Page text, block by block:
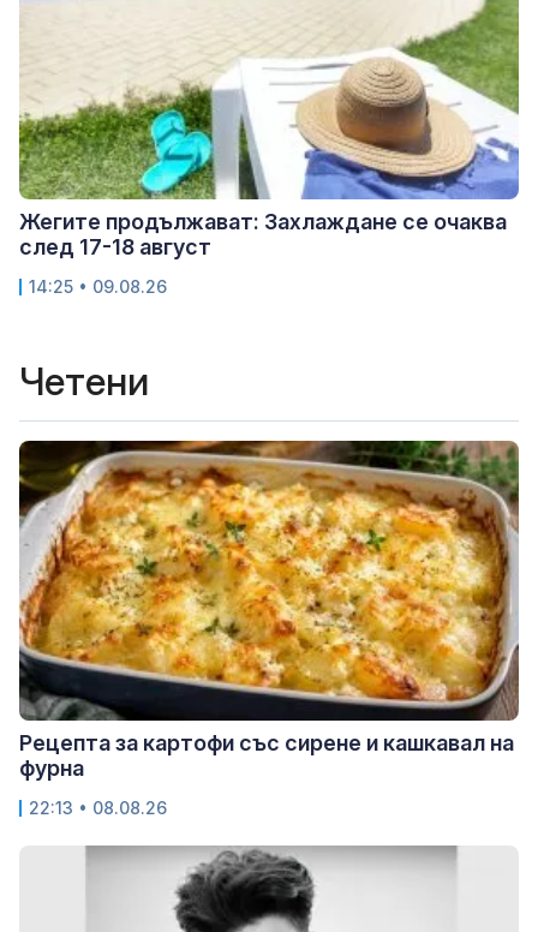
Жегите продължават: Захлаждане се очаква
след 17-18 август
14:25 • 09.08.26
Четени
Рецепта за картофи със сирене и кашкавал на
фурна
22:13 • 08.08.26